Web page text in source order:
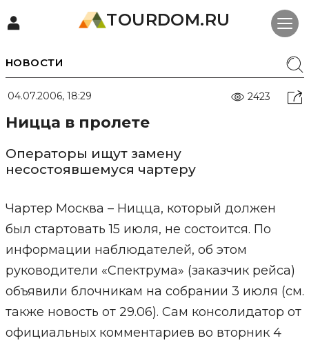
TOURDOM.RU
НОВОСТИ
04.07.2006, 18:29 2423
Ницца в пролете
Операторы ищут замену
несостоявшемуся чартеру
Чартер Москва – Ницца, который должен
был стартовать 15 июля, не состоится. По
информации наблюдателей, об этом
руководители «Спектрума» (заказчик рейса)
объявили блочникам на собрании 3 июля (см.
также новость от 29.06). Сам консолидатор от
официальных комментариев во вторник 4